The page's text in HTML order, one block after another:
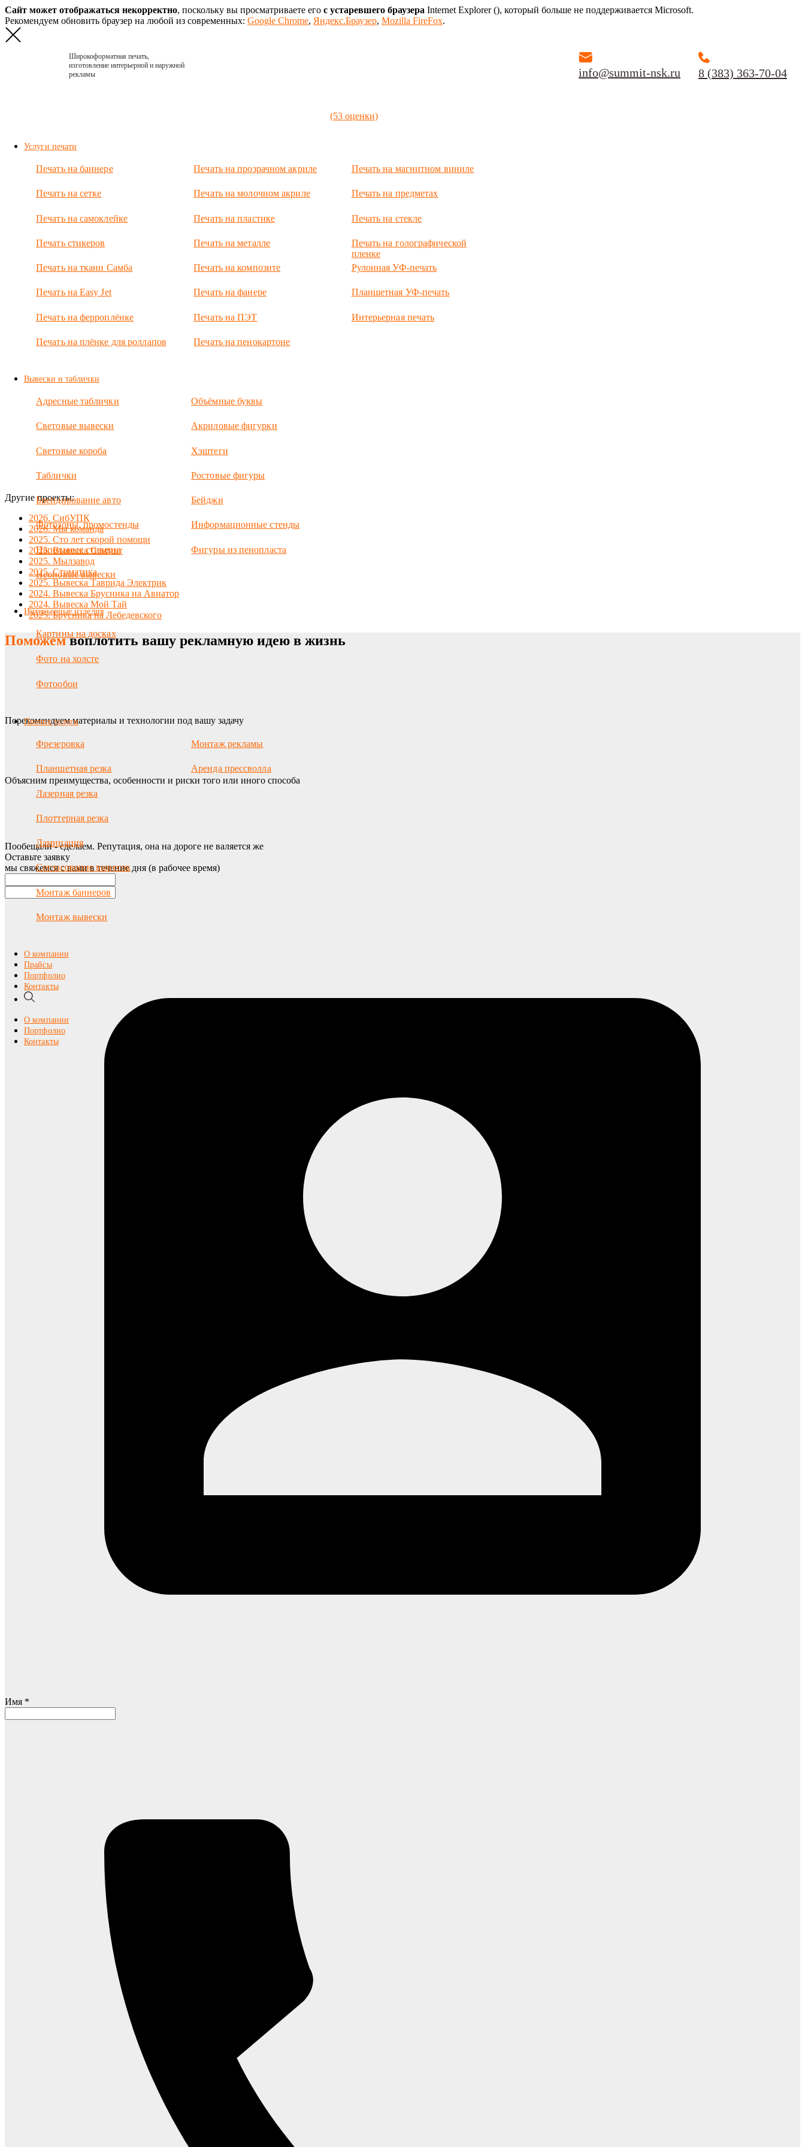
Сайт может отображаться некорректно, поскольку вы просматриваете его с устаревшего браузера Internet Explorer (), который больше не поддерживается Microsoft.
Рекомендуем обновить браузер на любой из современных: Google Chrome, Яндекс.Браузер, Mozilla FireFox.
Широкоформатная печать,
изготовление интерьерной и наружной
рекламы
(53 оценки)
info@summit-nsk.ru 8 (383) 363-70-04
Услуги печати
Печать на баннере
Печать на сетке
Печать на самоклейке
Печать стикеров
Печать на ткани Самба
Печать на Easy Jet
Печать на ферроплёнке
Печать на плёнке для роллапов
Печать на прозрачном акриле
Печать на молочном акриле
Печать на пластике
Печать на металле
Печать на композите
Печать на фанере
Печать на ПЭТ
Печать на пенокартоне
Печать на магнитном виниле
Печать на предметах
Печать на стекле
Печать на голографической
пленке
Рулонная УФ-печать
Планшетная УФ-печать
Интерьерная печать
Вывески и таблички
Адресные таблички
Световые вывески
Световые короба
Таблички
Брендирование авто
Фотозоны, промостенды
Напольные стикеры
Неоновые вывески
Объёмные буквы
Акриловые фигурки
Хэштеги
Ростовые фигуры
Бейджи
Информационные стенды
Фигуры из пенопласта
Интерьерные изделия
Картины на досках
Фото на холсте
Фотообои
Прочие услуги
Фрезеровка
Планшетная резка
Лазерная резка
Плоттерная резка
Ламинация
Согласование вывесок
Монтаж баннеров
Монтаж вывески
Монтаж рекламы
Аренда прессволла
О компании
Прайсы
Портфолио
Контакты
О компании
Портфолио
Контакты
2010.
Вывеска
Билайн
вывеску для
Билайн.
Основная
представляет
лайтбокс на
лампах.
Панель-
двусторонний
Полосатая
алюминиевого
Другие проекты:
2026. СибУПК
2026. Мы команда
2025. Сто лет скорой помощи
2025. Вывеска Саммит
2025. Мылзавод
2025. Стоматика
2025. Вывеска Таврида Электрик
2024. Вывеска Брусника на Авиатор
2024. Вывеска Мой Тай
2025. Брусника на Лебедевского
Поможемвоплотить вашу рекламную идею в жизнь
Порекомендуем материалы и технологии под вашу задачу
Объясним преимущества, особенности и риски того или иного способа
Пообещали - сделаем. Репутация, она на дороге не валяется же
Оставьте заявку
мы свяжемся с вами в течение дня (в рабочее время)
Имя *